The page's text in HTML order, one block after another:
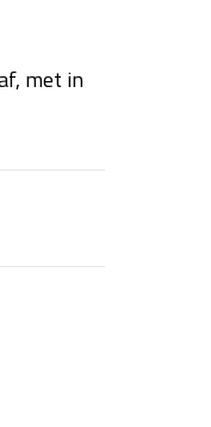
met in